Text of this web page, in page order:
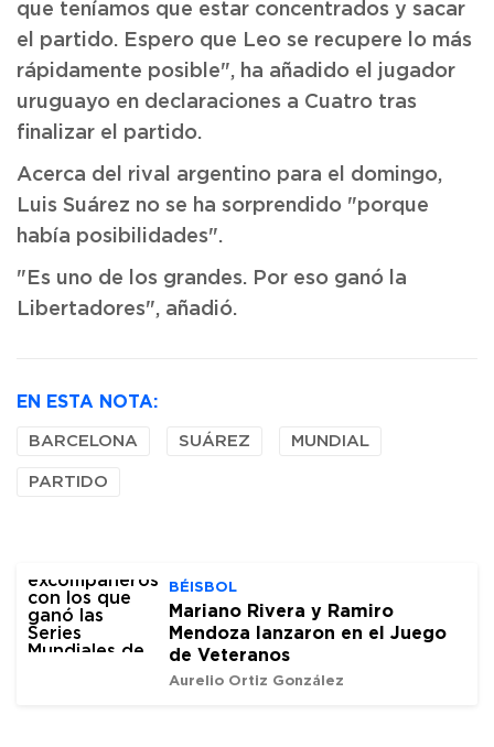
que teníamos que estar concentrados y sacar
el partido. Espero que Leo se recupere lo más
rápidamente posible", ha añadido el jugador
uruguayo en declaraciones a Cuatro tras
finalizar el partido.
Acerca del rival argentino para el domingo,
Luis Suárez no se ha sorprendido "porque
había posibilidades".
"Es uno de los grandes. Por eso ganó la
Libertadores", añadió.
EN ESTA NOTA:
BARCELONA SUÁREZ MUNDIAL
PARTIDO
BÉISBOL
Mariano Rivera y Ramiro
Mendoza lanzaron en el Juego
de Veteranos
Aurelio Ortiz González